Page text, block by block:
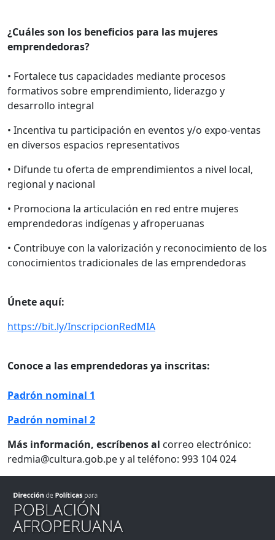
¿Cuáles son los beneficios para las mujeres
emprendedoras?
• Fortalece tus capacidades mediante procesos
formativos sobre emprendimiento, liderazgo y
desarrollo integral
• Incentiva tu participación en eventos y/o expo-ventas
en diversos espacios representativos
• Difunde tu oferta de emprendimientos a nivel local,
regional y nacional
• Promociona la articulación en red entre mujeres
emprendedoras indígenas y afroperuanas
• Contribuye con la valorización y reconocimiento de los
conocimientos tradicionales de las emprendedoras
Únete aquí:
https://bit.ly/InscripcionRedMIA
Conoce a las emprendedoras ya inscritas:
Padrón nominal 1
Padrón nominal 2
Más información, escríbenos al correo electrónico:
redmia@cultura.gob.pe y al teléfono: 993 104 024